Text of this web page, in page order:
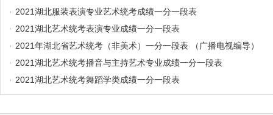
· 2021湖北服装表演专业艺术统考成绩一分一段表
· 2021湖北艺术统考表演专业成绩一分一段表
· 2021年湖北省艺术统考（非美术）一分一段表 （广播电视编导）
· 2021湖北艺术统考播音与主持艺术专业成绩一分一段表
· 2021湖北艺术统考舞蹈学类成绩一分一段表